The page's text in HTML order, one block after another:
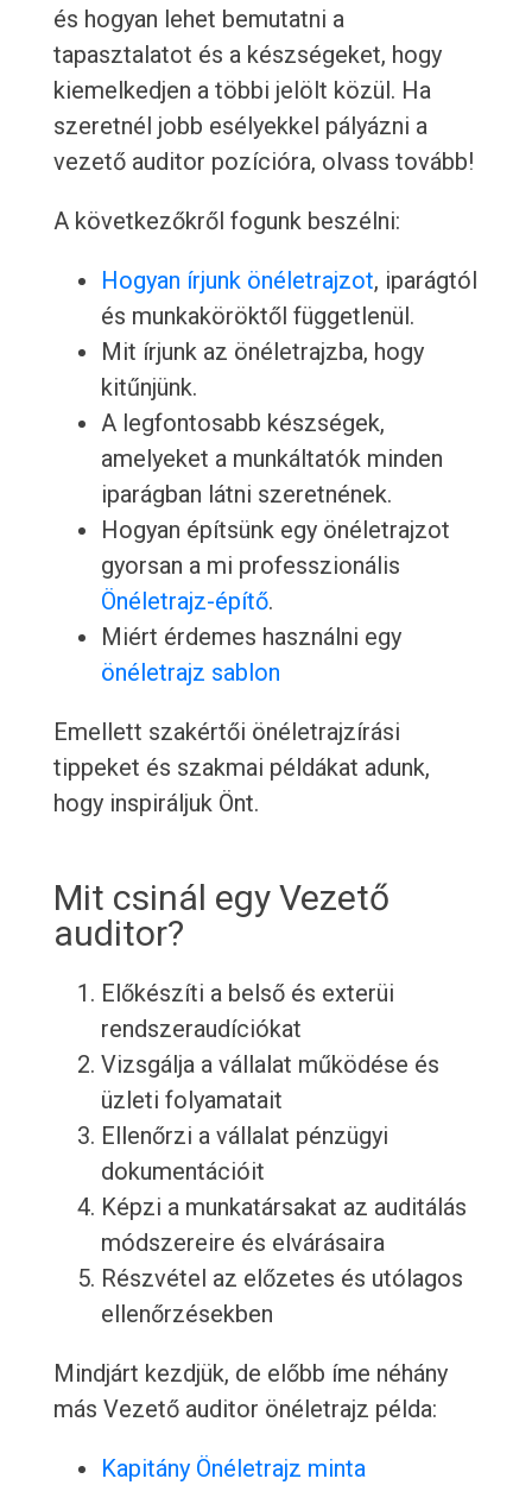
és hogyan lehet bemutatni a
tapasztalatot és a készségeket, hogy
kiemelkedjen a többi jelölt közül. Ha
szeretnél jobb esélyekkel pályázni a
vezető auditor pozícióra, olvass tovább!
A következőkről fogunk beszélni:
Hogyan írjunk önéletrajzot, iparágtól
és munkaköröktől függetlenül.
Mit írjunk az önéletrajzba, hogy
kitűnjünk.
A legfontosabb készségek,
amelyeket a munkáltatók minden
iparágban látni szeretnének.
Hogyan építsünk egy önéletrajzot
gyorsan a mi professzionális
Önéletrajz-építő.
Miért érdemes használni egy
önéletrajz sablon
Emellett szakértői önéletrajzírási
tippeket és szakmai példákat adunk,
hogy inspiráljuk Önt.
Mit csinál egy Vezető
auditor?
Előkészíti a belső és exterüi
rendszeraudíciókat
Vizsgálja a vállalat működése és
üzleti folyamatait
Ellenőrzi a vállalat pénzügyi
dokumentációit
Képzi a munkatársakat az auditálás
módszereire és elvárásaira
Részvétel az előzetes és utólagos
ellenőrzésekben
Mindjárt kezdjük, de előbb íme néhány
más Vezető auditor önéletrajz példa:
Kapitány Önéletrajz minta